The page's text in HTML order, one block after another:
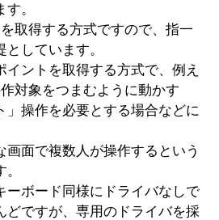
。
取得する方式ですので、指一
しています。
イントを取得する方式で、例え
対象をつまむように動かす
」操作を必要とする場合などに
画面で複数人が操作するという
ーボード同様にドライバなしで
どですが、専用のドライバを採